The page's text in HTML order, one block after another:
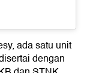
ada satu unit
dengan